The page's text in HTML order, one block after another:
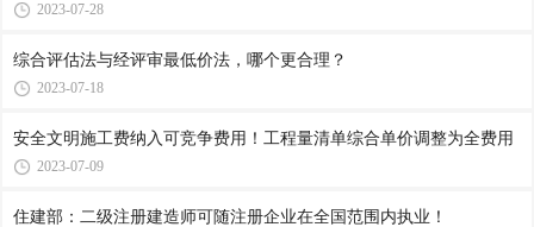
2023-07-28
综合评估法与经评审最低价法，哪个更合理？
2023-07-18
安全文明施工费纳入可竞争费用！工程量清单综合单价调整为全费用
2023-07-09
住建部：二级注册建造师可随注册企业在全国范围内执业！